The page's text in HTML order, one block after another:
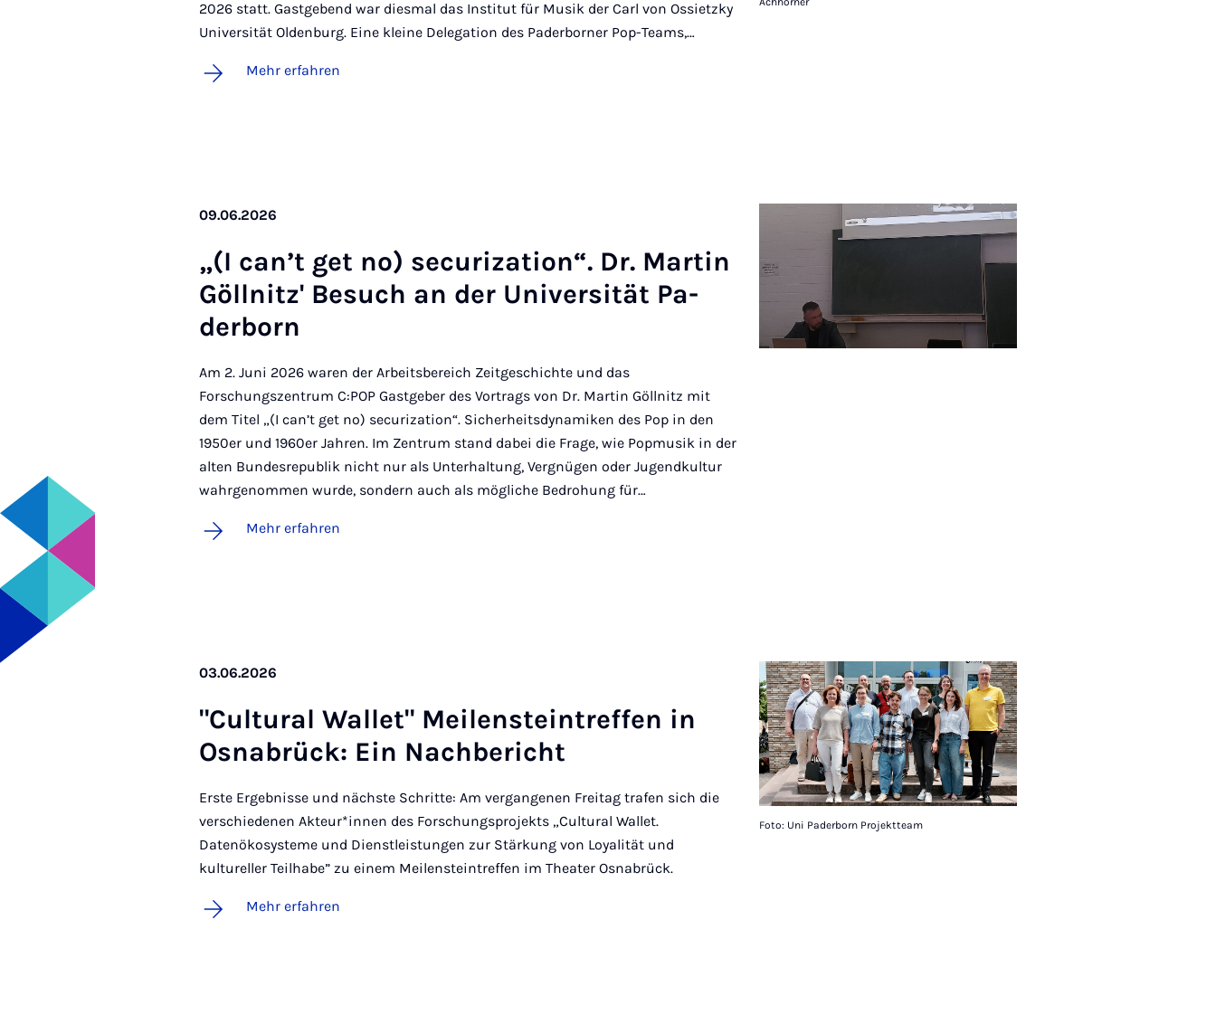
2026 statt. Gastgebend war diesmal das Institut für Musik der Carl von Ossietzky
Universität Oldenburg. Eine kleine Delegation des Paderborner Pop-Teams,…
Mehr erfahren
09.06.2026
„(I can’t get no) se­cu­ri­za­ti­on“. Dr. Mar­tin
Göll­nitz' Be­such an der Uni­ver­si­tät Pa­
der­born
Am 2. Juni 2026 waren der Arbeitsbereich Zeitgeschichte und das
Forschungszentrum C:POP Gastgeber des Vortrags von Dr. Martin Göllnitz mit
dem Titel „(I can’t get no) securization“. Sicherheitsdynamiken des Pop in den
1950er und 1960er Jahren. Im Zentrum stand dabei die Frage, wie Popmusik in der
alten Bundesrepublik nicht nur als Unterhaltung, Vergnügen oder Jugendkultur
wahrgenommen wurde, sondern auch als mögliche Bedrohung für…
Mehr erfahren
Foto: Uni Paderborn Projektteam
03.06.2026
"Cul­tu­ral Wal­let" Mei­len­stein­tref­fen in
Os­na­brück: Ein Nach­be­richt
Erste Ergebnisse und nächste Schritte: Am vergangenen Freitag trafen sich die
verschiedenen Akteur*innen des Forschungsprojekts „Cultural Wallet.
Datenökosysteme und Dienstleistungen zur Stärkung von Loyalität und
kultureller Teilhabe” zu einem Meilensteintreffen im Theater Osnabrück.
Mehr erfahren